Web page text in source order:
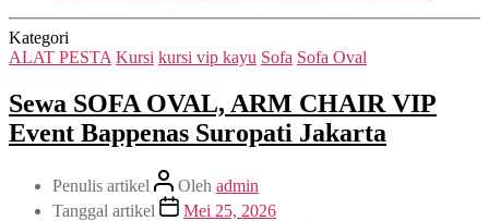
Kategori
ALAT PESTA Kursi kursi vip kayu Sofa Sofa Oval
Sewa SOFA OVAL, ARM CHAIR VIP
Event Bappenas Suropati Jakarta
Penulis artikel Oleh admin
Tanggal artikel
Mei 25, 2026